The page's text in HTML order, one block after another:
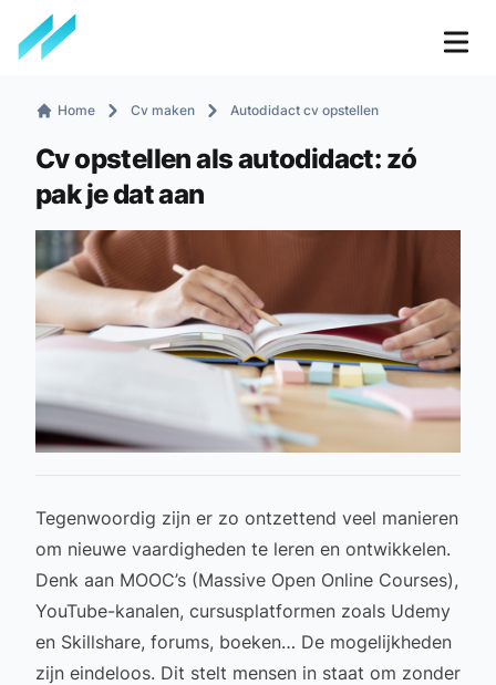
Home Cv maken Autodidact cv opstellen
Cv opstellen als autodidact: zó
pak je dat aan
Tegenwoordig zijn er zo ontzettend veel manieren
om nieuwe vaardigheden te leren en ontwikkelen.
Denk aan MOOC’s (Massive Open Online Courses),
YouTube-kanalen, cursusplatformen zoals Udemy
en Skillshare, forums, boeken… De mogelijkheden
zijn eindeloos. Dit stelt mensen in staat om zonder